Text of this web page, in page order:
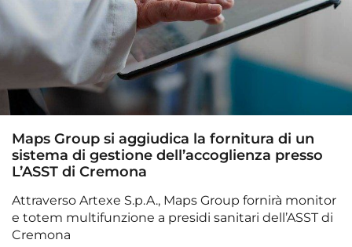
Maps Group si aggiudica la fornitura di un
sistema di gestione dell’accoglienza presso
L’ASST di Cremona
Attraverso Artexe S.p.A., Maps Group fornirà monitor
e totem multifunzione a presidi sanitari dell’ASST di
Cremona